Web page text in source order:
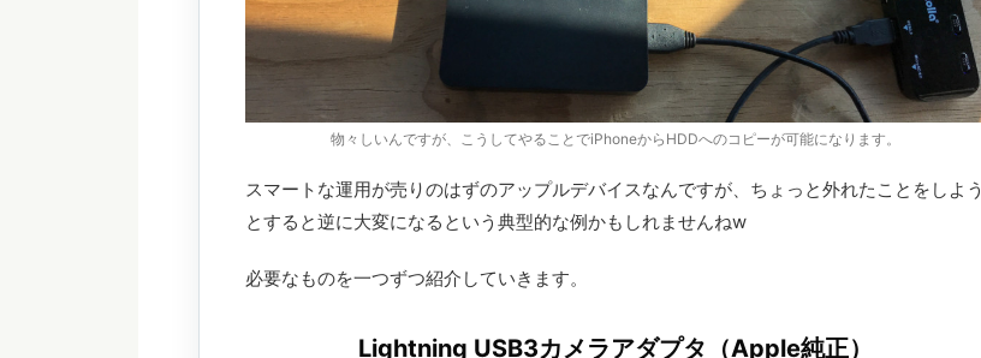
物々しいんですが、こうしてやることでiPhoneからHDDへのコピーが可能になります。
スマートな運用が売りのはずのアップルデバイスなんですが、ちょっと外れたことをしよう
とすると逆に大変になるという典型的な例かもしれませんねw
必要なものを一つずつ紹介していきます。
Lightning USB3カメラアダプタ（Apple純正）